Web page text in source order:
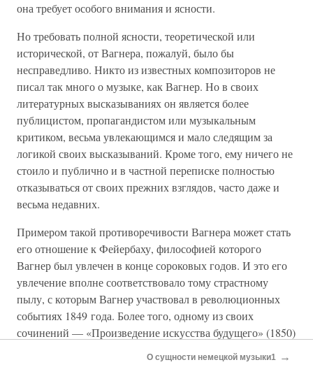
она требует особого внимания и ясности.
Но требовать полной ясности, теоретической или
исторической, от Вагнера, пожалуй, было бы
несправедливо. Никто из известных композиторов не
писал так много о музыке, как Вагнер. Но в своих
литературных высказываниях он является более
публицистом, пропагандистом или музыкальным
критиком, весьма увлекающимся и мало следящим за
логикой своих высказываний. Кроме того, ему ничего не
стоило и публично и в частной переписке полностью
отказываться от своих прежних взглядов, часто даже и
весьма недавних.
Примером такой противоречивости Вагнера может стать
его отношение к Фейербаху, философией которого
Вагнер был увлечен в конце сороковых годов. И это его
увлечение вполне соответствовало тому страстному
пылу, с которым Вагнер участвовал в революционных
событиях 1849 года. Более того, одному из своих
сочинений — «Произведение искусства будущего» (1850)
здесь он «с искренним рвением попытался пересказать
О сущности немецкой музыки1 →